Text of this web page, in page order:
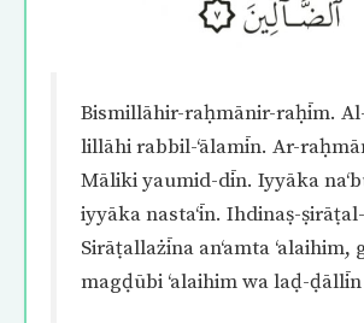
Bismillāhir-raḥmānir-raḥīm.
lillāhi rabbil-‘ālamīn. Ar-
Māliki yaumid-dīn. Iyyāka
iyyāka nasta‘īn. Ihdinaṣ-
Sirāṭallażīna an‘amta ‘alaihim,
magḍūbi ‘alaihim wa laḍ-ḍāllīn